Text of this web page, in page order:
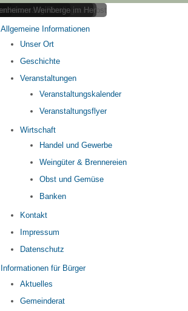
am Obertor
über Weisenheim
Rieslingwurm
Weinberge im Herbst
Home
Allgemeine Informationen
Unser Ort
Geschichte
Veranstaltungen
Veranstaltungskalender
Veranstaltungsflyer
Wirtschaft
Handel und Gewerbe
Weingüter & Brennereien
Obst und Gemüse
Banken
Kontakt
Impressum
Datenschutz
Informationen für Bürger
Aktuelles
Gemeinderat